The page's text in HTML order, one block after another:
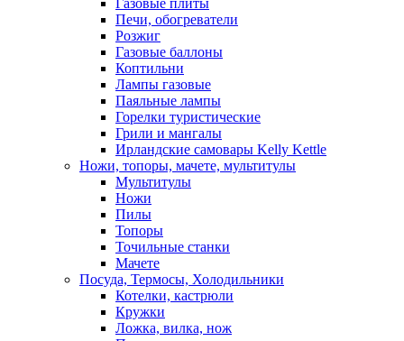
Газовые плиты
Печи, обогреватели
Розжиг
Газовые баллоны
Коптильни
Лампы газовые
Паяльные лампы
Горелки туристические
Грили и мангалы
Ирландские самовары Kelly Kettle
Ножи, топоры, мачете, мультитулы
Мультитулы
Ножи
Пилы
Топоры
Точильные станки
Мачете
Посуда, Термосы, Холодильники
Котелки, кастрюли
Кружки
Ложка, вилка, нож